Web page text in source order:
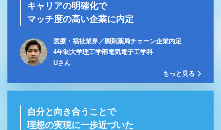
キャリアの明確化で
マッチ度の高い企業に内定
医療・福祉業界／調剤薬局チェーン企業内定
4年制大学理工学部電気電子工学科
Uさん
もっと見る
自分と向き合うことで
理想の実現に一歩近づいた